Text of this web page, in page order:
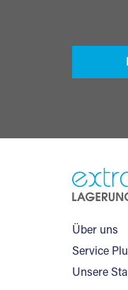
Über uns
Service
Unsere